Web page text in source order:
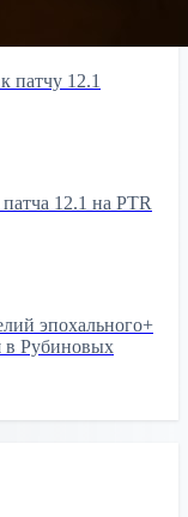
патчу 12.1
12.1 на PTR
эпохального+
в Рубиновых